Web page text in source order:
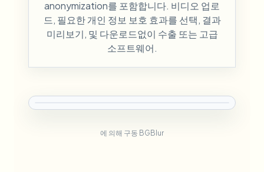
anonymization를 포함합니다. 비디오 업로
드, 필요한 개인 정보 보호 효과를 선택, 결과
미리보기, 및 다운로드없이 수출 또는 고급
소프트웨어.
에 의해 구동 BGBlur